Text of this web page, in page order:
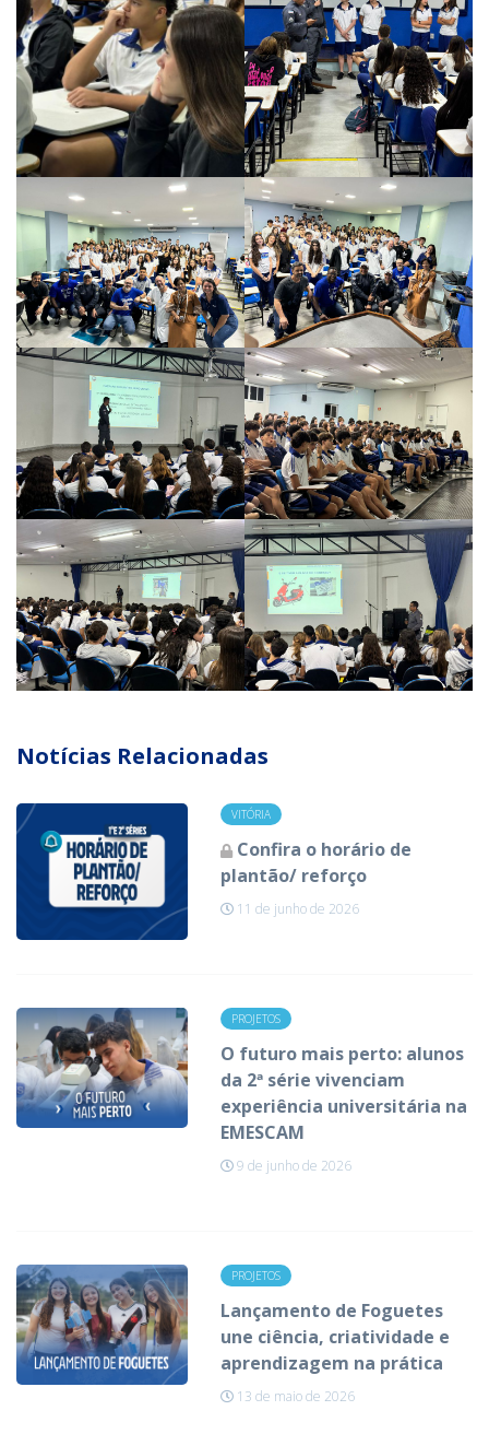
Notícias Relacionadas
VITÓRIA
Confira o horário de
plantão/ reforço
11 de junho de 2026
PROJETOS
O futuro mais perto: alunos
da 2ª série vivenciam
experiência universitária na
EMESCAM
9 de junho de 2026
PROJETOS
Lançamento de Foguetes
une ciência, criatividade e
aprendizagem na prática
13 de maio de 2026